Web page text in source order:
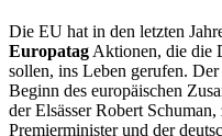
Die EU hat in den letzten
Europatag Aktionen, die die
sollen, ins Leben gerufen.
Beginn des europäischen
der Elsässer Robert
Premierminister und der